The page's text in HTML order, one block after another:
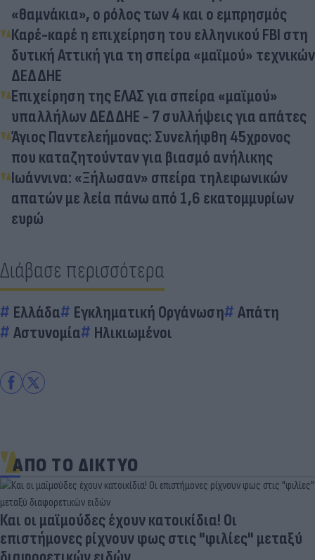
«θαμνάκια», ο ρόλος των 4 και ο εμπρησμός
Καρέ-καρέ η επιχείρηση του ελληνικού FBI στη
δυτική Αττική για τη σπείρα «μαϊμού» τεχνικών
ΔΕΔΔΗΕ
Επιχείρηση της ΕΛΑΣ για σπείρα «μαϊμού»
υπαλλήλων ΔΕΔΔΗΕ - 7 συλλήψεις για απάτες
Άγιος Παντελεήμονας: Συνελήφθη 45χρονος
που καταζητούνταν για βιασμό ανήλικης
Ιωάννινα: «Ξήλωσαν» σπείρα τηλεφωνικών
απατών με λεία πάνω από 1,6 εκατομμυρίων
ευρώ
Διάβασε περισσότερα
Ελλάδα Εγκληματική Οργάνωση
Απάτη
Αστυνομία
Ηλικιωμένοι
ΑΠΟ ΤΟ ΔΙΚΤΥΟ
Και οι μαϊμούδες έχουν κατοικίδια! Οι
επιστήμονες ρίχνουν φως στις "φιλίες" μεταξύ